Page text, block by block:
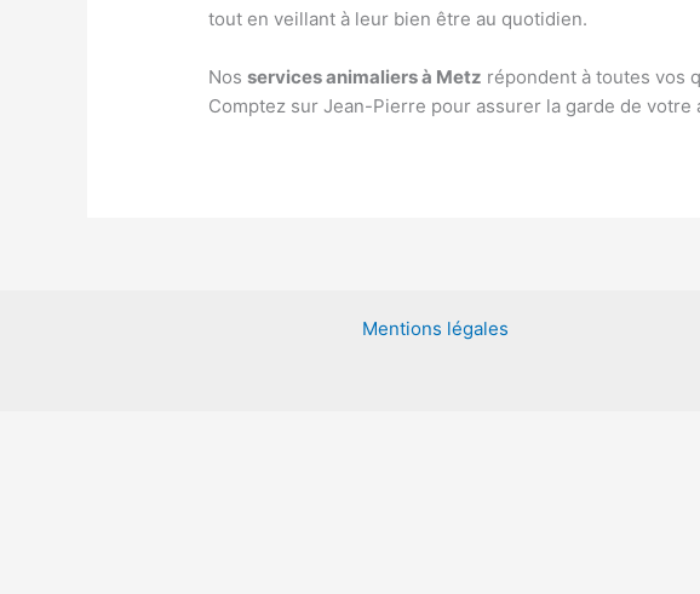
tout en veillant à leur bien être au quotidien.
Nosservices animaliers à Metz répondent à toutes vos
Comptez sur Jean-Pierre pour assurer la garde de votre
Mentions légales